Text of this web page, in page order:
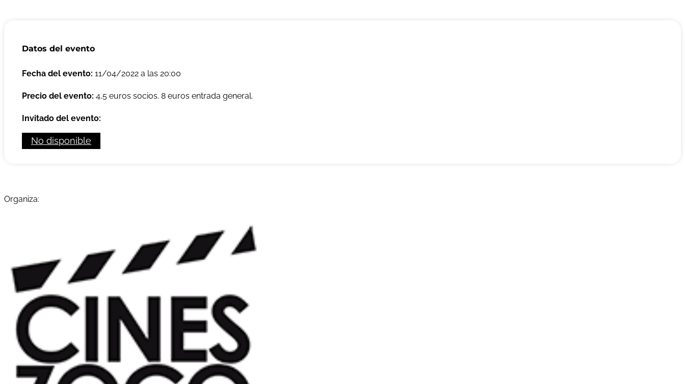
Datos del evento
Fecha del evento: 11/04/2022 a las 20:00
Precio del evento: 4,5 euros socios. 8 euros entrada general.
Invitado del evento:
No disponible
Organiza: